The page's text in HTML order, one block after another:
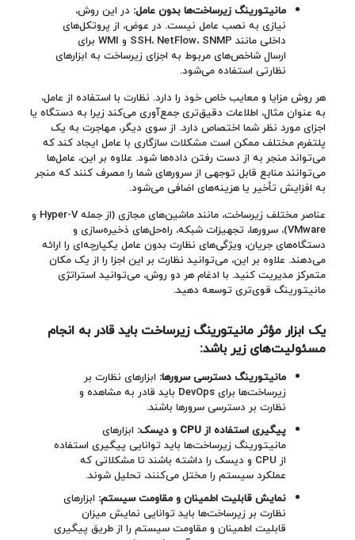
مانیتورینگ زیرساخت‌ها بدون عامل: در این روش،
نیازی به نصب عامل نیست. در عوض، از پروتکل‌های
داخلی مانند SSH، NetFlow، SNMP و WMI برای
ارسال شاخص‌های مربوط به اجزای زیرساخت به ابزارهای
نظارتی استفاده می‌شود.
هر روش مزایا و معایب خاص خود را دارد. نظارت با استفاده از عامل،
به عنوان مثال، اطلاعات دقیق‌تری جمع‌آوری می‌کند زیرا به دستگاه یا
اجزای مورد نظر شما اختصاص دارد. از سوی دیگر، مهاجرت به یک
پلتفرم مختلف ممکن است مشکلات سازگاری با عامل ایجاد کند که
می‌تواند منجر به از دست رفتن داده‌ها شود. علاوه بر این، عامل‌ها
می‌توانند منابع قابل توجهی از سرورهای شما را مصرف کنند که منجر
به افزایش تأخیر یا هزینه‌های اضافی می‌شود.
عناصر مختلف زیرساخت، مانند ماشین‌های مجازی (از جمله Hyper-V و
VMware)، سرورها، تجهیزات شبکه، راه‌حل‌های ذخیره‌سازی و
دستگاه‌های جریان، ویژگی‌های نظارت بدون عامل یکپارچه‌ای را ارائه
می‌دهند. علاوه بر این، می‌توانید نظارت بر این اجزا را از یک مکان
متمرکز مدیریت کنید. با ادغام هر دو روش، می‌توانید استراتژی
مانیتورینگ قوی‌تری توسعه دهید.
یک ابزار مؤثر مانیتورینگ زیرساخت باید قادر به انجام
مسئولیت‌های زیر باشد:
مانیتورینگ دسترسی سرورها: ابزارهای نظارت بر
زیرساخت‌ها برای DevOps باید قادر به مشاهده و
نظارت بر دسترسی سرورها باشند.
پیگیری استفاده از CPU و دیسک:
ابزارهای
مانیتورینگ زیرساخت‌ها باید توانایی پیگیری استفاده
از CPU و دیسک را داشته باشند تا مشکلاتی که
عملکرد سیستم را مختل می‌کنند، تحلیل شوند.
نمایش قابلیت اطمینان و مقاومت سیستم: ابزارهای
نظارت بر زیرساخت‌ها باید توانایی نمایش میزان
قابلیت اطمینان و مقاومت سیستم را از طریق پیگیری